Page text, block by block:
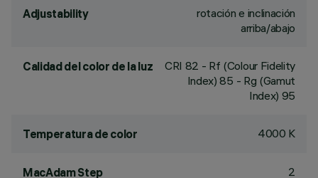
Adjustability
rotación e inclinación
arriba/abajo
Calidad del color de la luz CRI 82 - Rf (Colour Fidelity
Index) 85 - Rg (Gamut
Index) 95
Temperatura de color 4000 K
MacAdam Step 2